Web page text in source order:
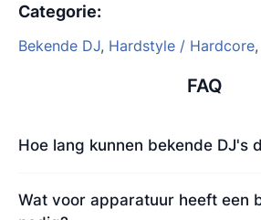
Categorie:
Bekende DJ, Hardstyle / Hardcore,
FAQ
Hoe lang kunnen bekende DJ's
Wat voor apparatuur heeft een